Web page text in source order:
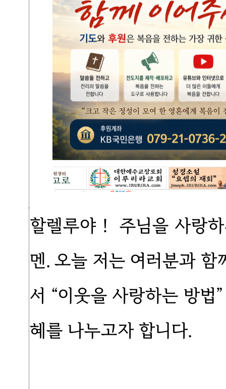
할렐루야！ 주님을 사랑
멘. 오늘 저는 여러분과
서 “이웃을 사랑하는 방
혜를 나누고자 합니다.